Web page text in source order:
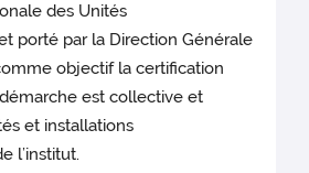
des Unités
porté par la Direction Générale
objectif la certification
démarche est collective et
et installations
l’institut.